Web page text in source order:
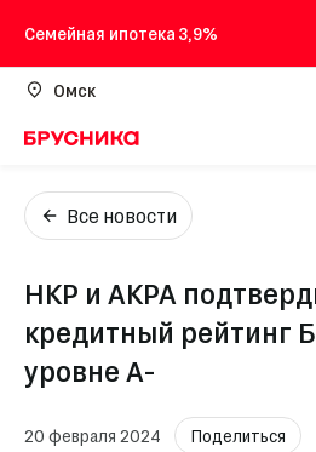
Семейная ипотека 3,9%
Омск
Все новости
НКР и АКРА
кредитный рейтинг
уровне А-
20 февраля 2024 Поделиться